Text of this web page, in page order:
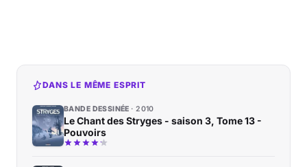
DANS LE MÊME ESPRIT
BANDE DESSINÉE 2010
Le Chant des Stryges - saison 3, Tome 13 -
Pouvoirs